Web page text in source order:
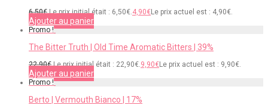
6,50€ Le prix initial était : 6,50€.4,90€Le prix actuel est : 4,90€.
Ajouter au panier
Promo !
The Bitter Truth | Old Time Aromatic Bitters | 39%
22,90€ Le prix initial était : 22,90€.9,90€Le prix actuel est : 9,90€.
Ajouter au panier
Promo !
Berto | Vermouth Bianco | 17%